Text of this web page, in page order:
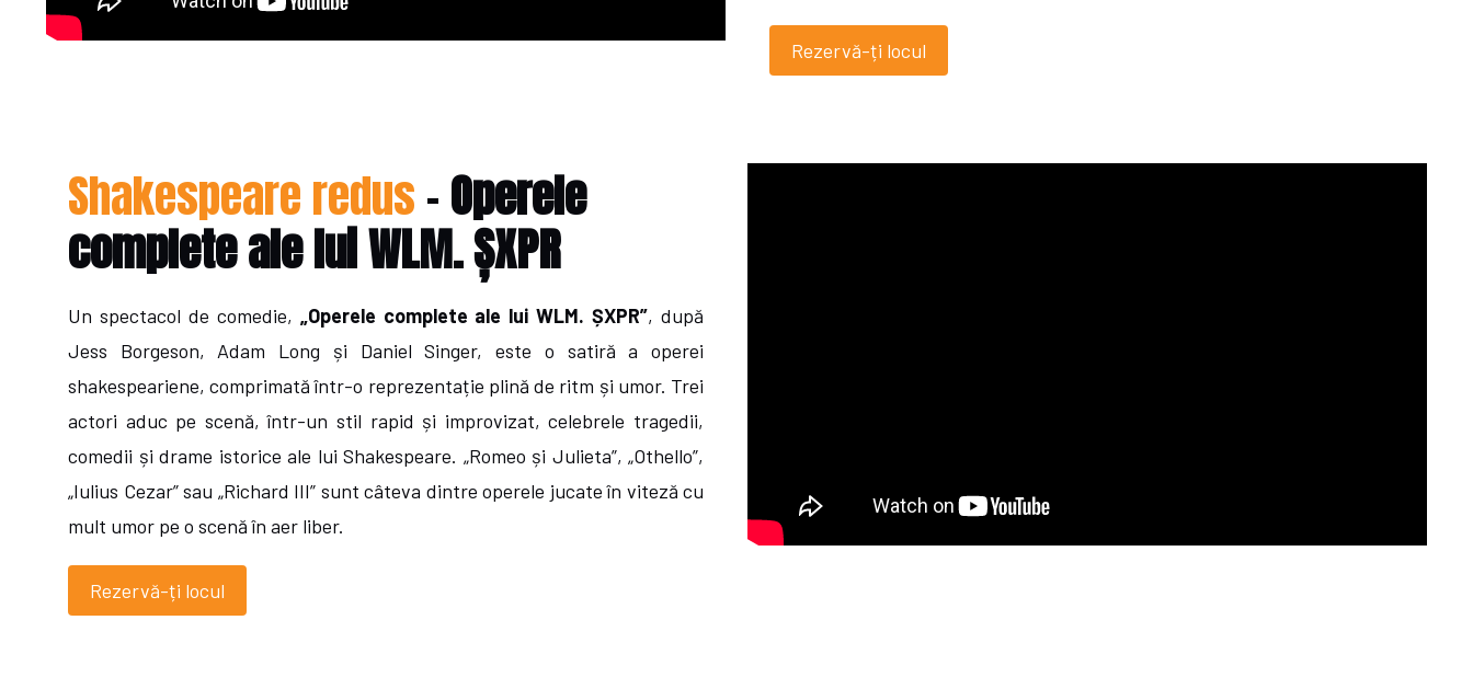
Rezervă-ți locul
Shakespeare redus-Operele
complete ale lui WLM. ȘXPR
Un spectacol de comedie, „Operele complete ale lui WLM. ȘXPR”, după
Jess Borgeson, Adam Long și Daniel Singer, este o satiră a operei
shakespeariene, comprimată într-o reprezentație plină de ritm și umor. Trei
actori aduc pe scenă, într-un stil rapid și improvizat, celebrele tragedii,
comedii și drame istorice ale lui Shakespeare. „Romeo și Julieta”, „Othello”,
„Iulius Cezar” sau „Richard III” sunt câteva dintre operele jucate în viteză cu
mult umor pe o scenă în aer liber.
Rezervă-ți locul